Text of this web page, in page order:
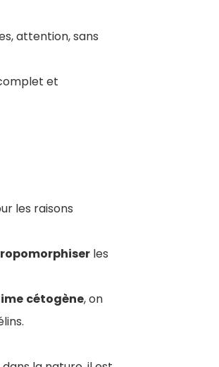
attention, sans
et
les raisons
les
cétogène, on